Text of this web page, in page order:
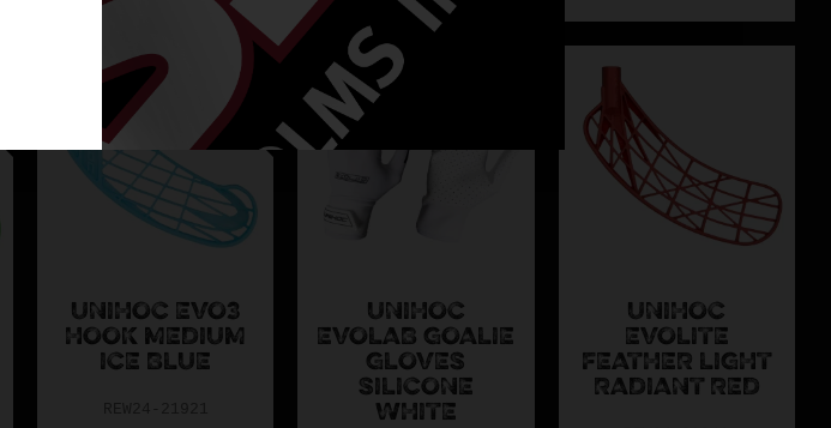
UNIHOC EVO3
HOOK MEDIUM
ICE BLUE
ZORROBLAD
UNIHOC
EVOLAB GOALIE
GLOVES
SILICONE
WHITE
UNIHOC
EVOLITE
FEATHER LIGHT
RADIANT RED